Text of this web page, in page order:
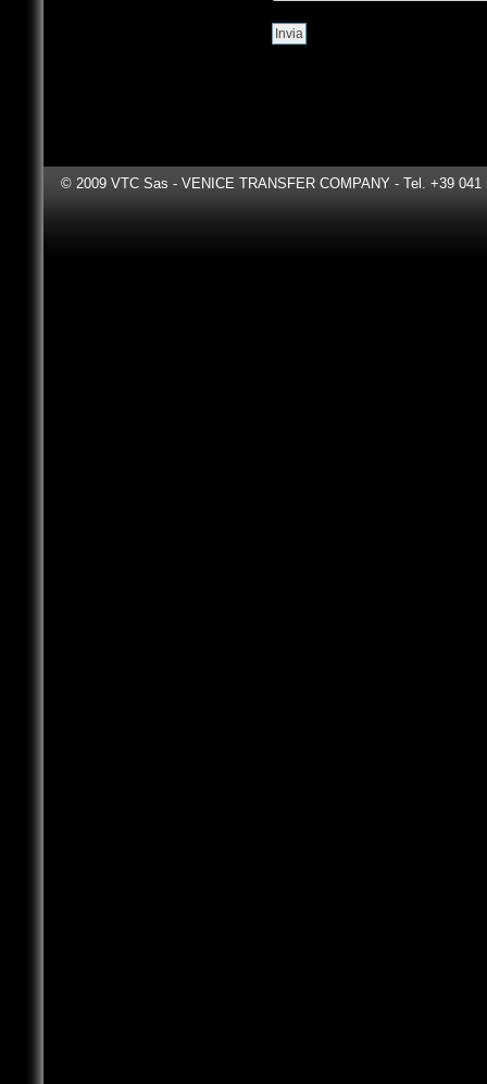
© 2009 VTC Sas - VENICE TRANSFER COMPANY - Tel. +39 041